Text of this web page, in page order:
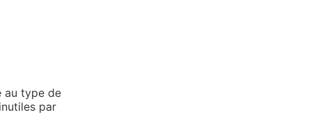
au type de
par